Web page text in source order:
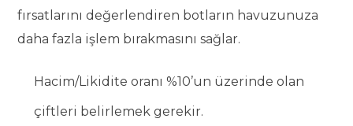
fırsatlarını değerlendiren botların havuzunuza
daha fazla işlem bırakmasını sağlar.
Hacim/Likidite oranı %10’un üzerinde olan
çiftleri belirlemek gerekir.